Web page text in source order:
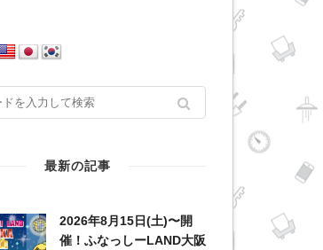
最新の記事
2026年8月15日(土)〜開
催！ふなっしーLAND大阪